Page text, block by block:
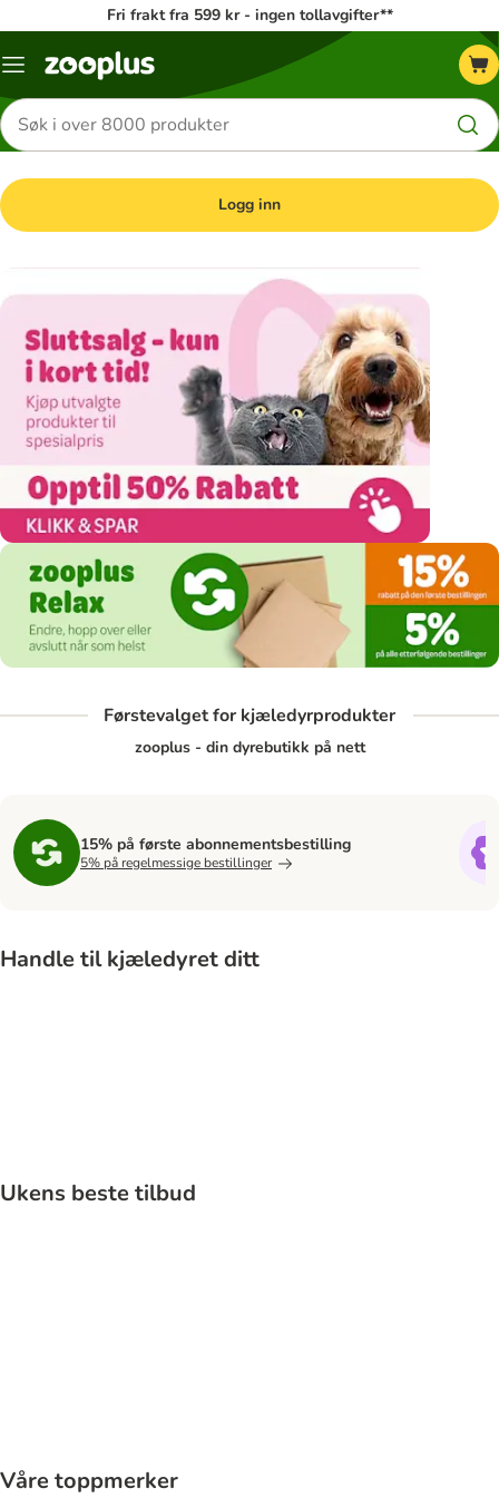
Fri frakt fra 599 kr - ingen tollavgifter**
Katalogmeny
Søk
etter
produkter
Logg inn
Førstevalget for kjæledyrprodukter
zooplus - din dyrebutikk på nett
15% på første abonnementsbestilling
5% på regelmessige bestillinger
Handle til kjæledyret ditt
Ukens beste tilbud
Våre toppmerker